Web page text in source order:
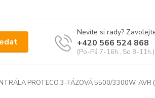
Nevíte si rady?
+420 566 524 868
(Po-Pá 7-16h., So 8-11h.)
PROTECO 3-FÁZOVÁ 5500/3300W,